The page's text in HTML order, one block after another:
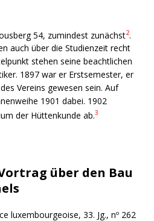
54, zumindest zunächst2.
auch über die Studienzeit recht
stehen seine beachtlichen
1897 war er Erstsemester, er
Vereins gewesen sein. Auf
1901 dabei. 1902
der Hüttenkunde ab.3
über den Bau
luxembourgeoise, 33. Jg., nº 262